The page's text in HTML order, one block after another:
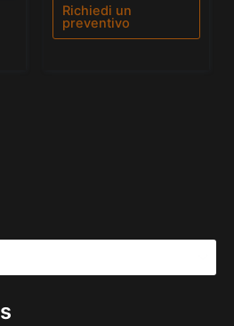
Richiedi un
preventivo